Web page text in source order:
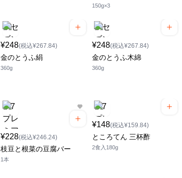
150g×3
¥248(税込¥267.84)
金のとうふ絹
360g
¥248(税込¥267.84)
金のとうふ木綿
360g
¥228(税込¥246.24)
枝豆と根菜の豆腐バー
1本
¥148(税込¥159.84)
ところてん 三杯酢
2食入180g